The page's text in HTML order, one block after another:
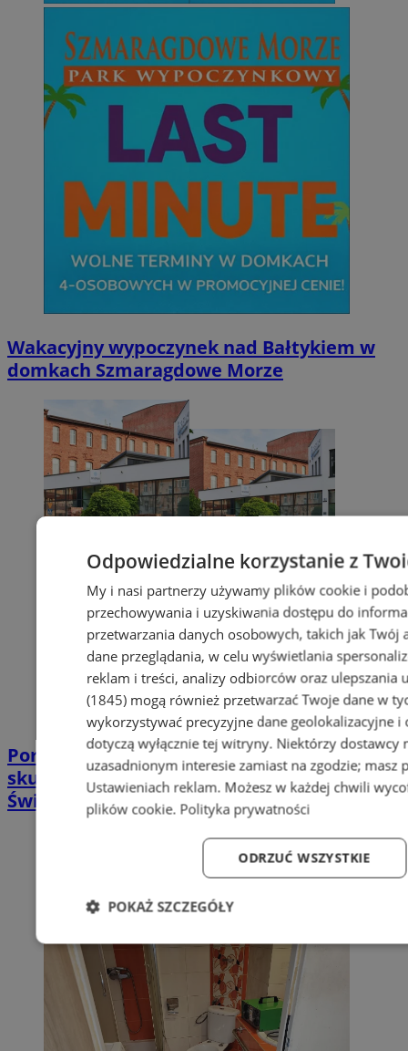
Wakacyjny wypoczynek nad Bałtykiem w
domkach Szmaragdowe Morze
Poradnia leczenia ran przewlekłych -
skuteczna terapia trudno gojących się ran |
Świętochłowice
Odpowiedzialne korzystanie z
My i nasi partnerzy używamy plików cookie i
przechowywania i uzyskiwania dostępu do
przetwarzania danych osobowych, takich jak
dane przeglądania, w celu wyświetlania
reklam i treści, analizy odbiorców oraz ulepszania
(1845)mogą również przetwarzać Twoje dane w
wykorzystywać precyzyjne dane geolokalizacyjne
dotyczą wyłącznie tej witryny. Niektórzy dostawcy
uzasadnionym interesie zamiast na zgodzie; masz
Ustawieniach reklam. Możesz w każdej chwili
plików cookie. Polityka prywatności
ODRZUĆ WSZYSTKIE
POKAŻ SZCZEGÓŁY
Niezbędne Wydajność Targetowanie